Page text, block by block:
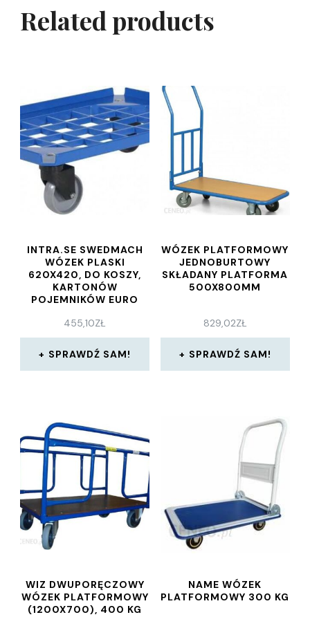
Related products
INTRA.SE SWEDMACH
WÓZEK PLASKI
620X420, DO KOSZY,
KARTONÓW
POJEMNIKÓW EURO
455,10ZŁ
SPRAWDŹ SAM!
WÓZEK PLATFORMOWY
JEDNOBURTOWY
SKŁADANY PLATFORMA
500X800MM
829,02ZŁ
SPRAWDŹ SAM!
WIZ DWUPORĘCZOWY
WÓZEK PLATFORMOWY
(1200X700), 400 KG
NAME WÓZEK
PLATFORMOWY 300 KG